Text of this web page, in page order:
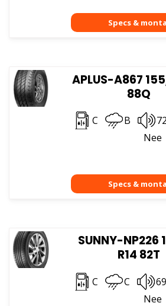
APLUS-A867
88Q
C B 72
Nee
SUNNY-NP226
R14 82T
C C 69
Nee